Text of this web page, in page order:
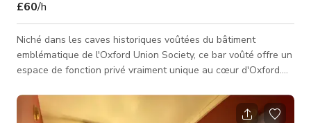
£60/h
Niché dans les caves historiques voûtées du bâtiment
emblématique de l'Oxford Union Society, ce bar voûté offre un
espace de fonction privé vraiment unique au cœur d'Oxford.
s'immerger dans une atmosphère qui a accueilli des dirigeants
mondiaux, des stars d'Hollywood et des membres de la